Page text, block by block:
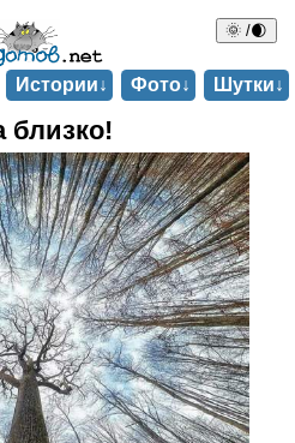
🌞 /🌒
Истории↓ Фото↓ Шутки↓
близко!